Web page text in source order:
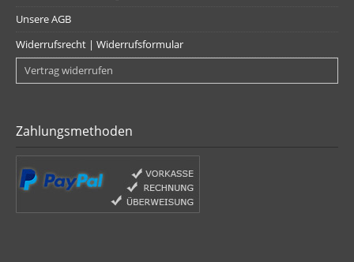
Unsere AGB
Widerrufsrecht | Widerrufsformular
Vertrag widerrufen
Zahlungsmethoden